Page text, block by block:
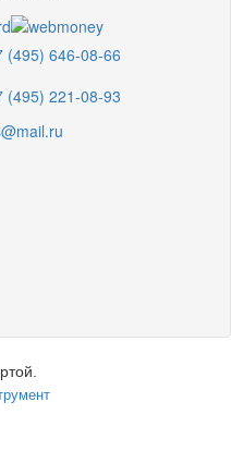
(495) 646-08-66
(495) 221-08-93